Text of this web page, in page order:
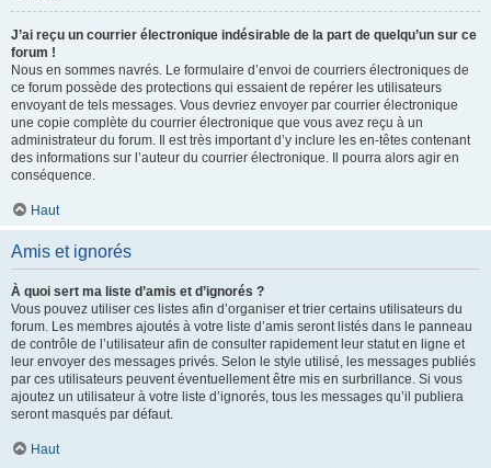
J’ai reçu un courrier électronique indésirable de la part de quelqu’un sur ce
forum !
Nous en sommes navrés. Le formulaire d’envoi de courriers électroniques de
ce forum possède des protections qui essaient de repérer les utilisateurs
envoyant de tels messages. Vous devriez envoyer par courrier électronique
une copie complète du courrier électronique que vous avez reçu à un
administrateur du forum. Il est très important d’y inclure les en-têtes contenant
des informations sur l’auteur du courrier électronique. Il pourra alors agir en
conséquence.
Haut
Amis et ignorés
À quoi sert ma liste d’amis et d’ignorés ?
Vous pouvez utiliser ces listes afin d’organiser et trier certains utilisateurs du
forum. Les membres ajoutés à votre liste d’amis seront listés dans le panneau
de contrôle de l’utilisateur afin de consulter rapidement leur statut en ligne et
leur envoyer des messages privés. Selon le style utilisé, les messages publiés
par ces utilisateurs peuvent éventuellement être mis en surbrillance. Si vous
ajoutez un utilisateur à votre liste d’ignorés, tous les messages qu’il publiera
seront masqués par défaut.
Haut